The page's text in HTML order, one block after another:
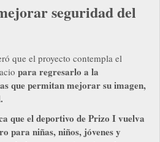
seguridad del
que el proyecto contempla el
para regresarlo a la
que permitan mejorar su imagen,
que el deportivo de Prizo I vuelva
para niñas, niños, jóvenes y